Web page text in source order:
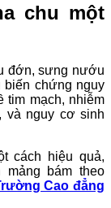
chu một
đớn, sưng nướu
biến chứng nguy
tim mạch, nhiễm
và nguy cơ sinh
cách hiệu quả,
bám theo
Cao đẳng